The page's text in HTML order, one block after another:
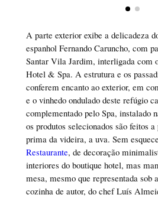
A parte exterior exibe a delicadeza
espanhol Fernando Caruncho, com
Santar Vila Jardim, interligada com
Hotel & Spa. A estrutura e os
conferem encanto ao exterior, em
e o vinhedo ondulado deste refúgio
complementado pelo Spa, instalado
os produtos selecionados são feitos
prima da videira, a uva. Sem
Restaurante, de decoração
interiores do boutique hotel, mas
mesa, mesmo que representada sob
cozinha de autor, do chef Luís